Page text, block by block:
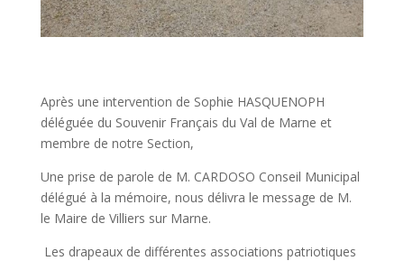
Après une intervention de Sophie HASQUENOPH
déléguée du Souvenir Français du Val de Marne et
membre de notre Section,
Une prise de parole de M. CARDOSO Conseil Municipal
délégué à la mémoire, nous délivra le message de M.
le Maire de Villiers sur Marne.
Les drapeaux de différentes associations patriotiques